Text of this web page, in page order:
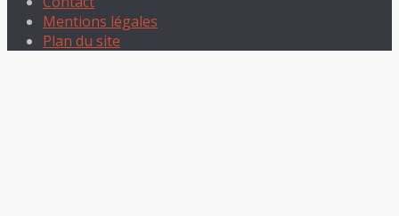
Mentions légales
Plan du site